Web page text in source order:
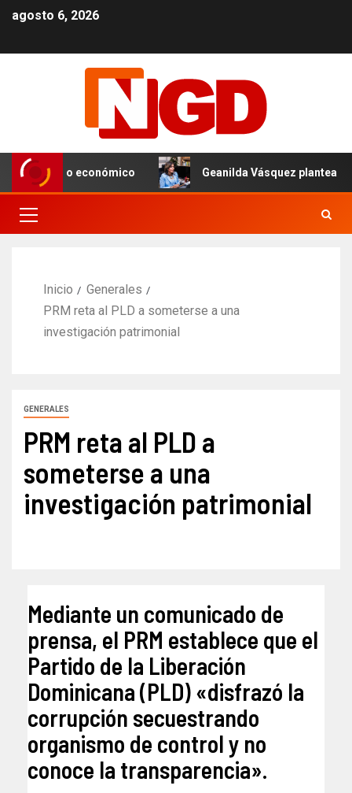
agosto 6, 2026
económico Geanilda Vásquez plantea
Inicio
Generales
PRM reta al PLD a someterse a una
investigación patrimonial
GENERALES
PRM reta al PLD a
someterse a una
investigación patrimonial
Mediante un comunicado de
prensa, el PRM establece que el
Partido de la Liberación
Dominicana (PLD) «disfrazó la
corrupción secuestrando
organismo de control y no
conoce la transparencia».